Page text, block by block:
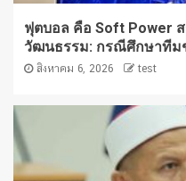
ฟุตบอล คือ Soft Power
วัฒนธรรม: กรณีศึกษาทีม
สิงหาคม 6, 2026 test